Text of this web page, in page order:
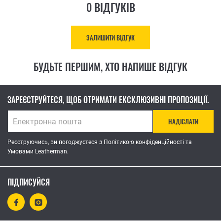
0 ВІДГУКІВ
ЗАЛИШИТИ ВІДГУК
БУДЬТЕ ПЕРШИМ, ХТО НАПИШЕ ВІДГУК
ЗАРЕЄСТРУЙТЕСЯ, ЩОБ ОТРИМАТИ ЕКСКЛЮЗИВНІ ПРОПОЗИЦІЇ.
НАДІСЛАТИ
Реєструючись, ви погоджуєтеся з Політикою конфіденційності та
Умовами Leatherman.
ПІДПИСУЙСЯ